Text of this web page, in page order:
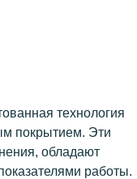
технология
покрытием. Эти
обладают
работы.